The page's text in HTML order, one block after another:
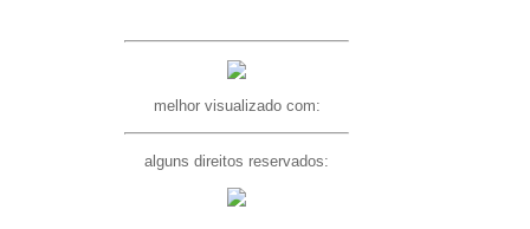
melhor visualizado com:
alguns direitos reservados: